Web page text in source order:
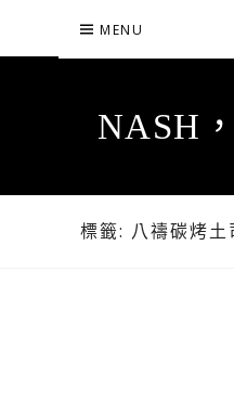
content
MENU
NASH
標籤: 八禱碳烤土